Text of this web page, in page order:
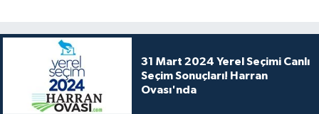
31 Mart 2024 Yerel Seçimi Canlı
Seçim Sonuçları! Harran
Ovası'nda